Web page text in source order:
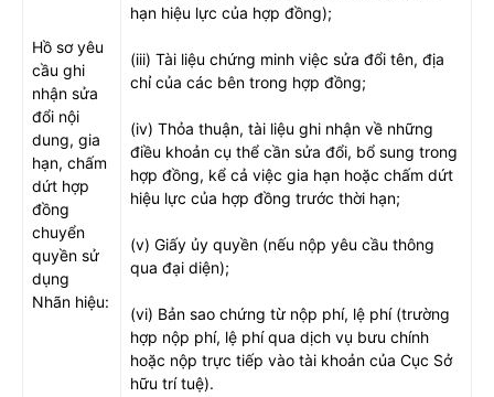
Hồ sơ yêu
cầu ghi
nhận sửa
đổi nội
dung, gia
hạn, chấm
dứt hợp
đồng
chuyển
quyền sử
dụng
Nhãn hiệu:
hạn hiệu lực của hợp đồng);
(iii) Tài liệu chứng minh việc sửa đổi tên, địa
chỉ của các bên trong hợp đồng;
(iv) Thỏa thuận, tài liệu ghi nhận về những
điều khoản cụ thể cần sửa đổi, bổ sung trong
hợp đồng, kể cả việc gia hạn hoặc chấm dứt
hiệu lực của hợp đồng trước thời hạn;
(v) Giấy ủy quyền (nếu nộp yêu cầu thông
qua đại diện);
(vi) Bản sao chứng từ nộp phí, lệ phí (trường
hợp nộp phí, lệ phí qua dịch vụ bưu chính
hoặc nộp trực tiếp vào tài khoản của Cục Sở
hữu trí tuệ).